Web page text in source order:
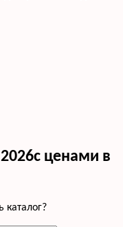
ценами в
каталог?